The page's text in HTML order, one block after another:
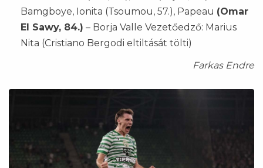
Bamgboye, Ionita (Tsoumou, 57.), Papeau (Omar
El Sawy, 84.) – Borja Valle Vezetőedző: Marius
Nita (Cristiano Bergodi eltiltását tölti)
Farkas Endre